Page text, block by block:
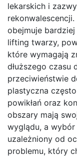
lekarskich i
obejmuje
lifting twarzy,
które wymagają
dłuższego czasu
przeciwieństwie
plastyczna
powikłań oraz
obszary mają
wyglądu, a
uzależniony od
problemu, który